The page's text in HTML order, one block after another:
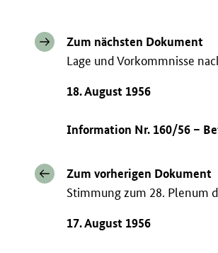
Zum nächsten Dokument
Lage und Vorkommnisse
18. August 1956
Information Nr. 160/56 –
Zum vorherigen Dokument
Stimmung zum 28. Plenum
17. August 1956